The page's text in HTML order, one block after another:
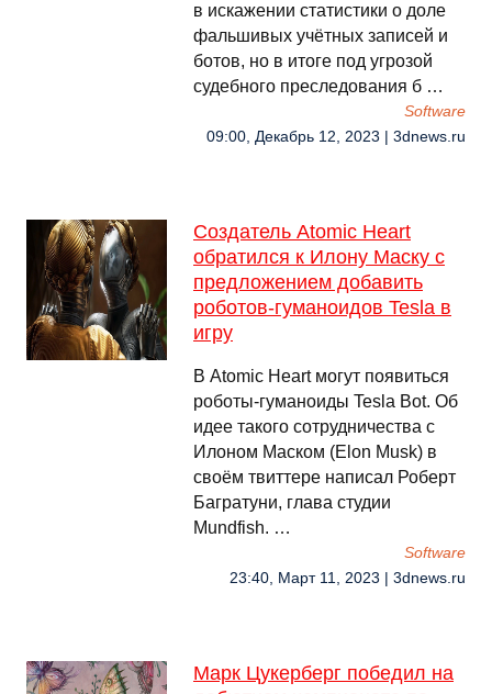
в искажении статистики о доле
фальшивых учётных записей и
ботов, но в итоге под угрозой
судебного преследования б …
Software
09:00, Декабрь 12, 2023 | 3dnews.ru
Создатель Atomic Heart
обратился к Илону Маску с
предложением добавить
роботов-гуманоидов Tesla в
игру
В Atomic Heart могут появиться
роботы-гуманоиды Tesla Bot. Об
идее такого сотрудничества с
Илоном Маском (Elon Musk) в
своём твиттере написал Роберт
Багратуни, глава студии
Mundfish. …
Software
23:40, Март 11, 2023 | 3dnews.ru
Марк Цукерберг победил на